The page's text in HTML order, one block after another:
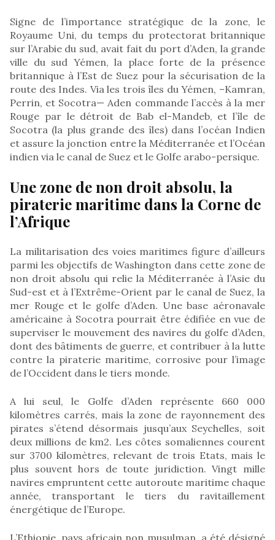
Signe de l’importance stratégique de la zone, le
Royaume Uni, du temps du protectorat britannique
sur l’Arabie du sud, avait fait du port d’Aden, la grande
ville du sud Yémen, la place forte de la présence
britannique à l’Est de Suez pour la sécurisation de la
route des Indes. Via les trois îles du Yémen, –Kamran,
Perrin, et Socotra— Aden commande l’accès à la mer
Rouge par le détroit de Bab el-Mandeb, et l’île de
Socotra (la plus grande des îles) dans l’océan Indien
et assure la jonction entre la Méditerranée et l’Océan
indien via le canal de Suez et le Golfe arabo-persique.
Une zone de non droit absolu, la
piraterie maritime dans la Corne de
l’Afrique
La militarisation des voies maritimes figure d’ailleurs
parmi les objectifs de Washington dans cette zone de
non droit absolu qui relie la Méditerranée à l’Asie du
Sud-est et à l’Extrême-Orient par le canal de Suez, la
mer Rouge et le golfe d’Aden. Une base aéronavale
américaine à Socotra pourrait être édifiée en vue de
superviser le mouvement des navires du golfe d’Aden,
dont des bâtiments de guerre, et contribuer à la lutte
contre la piraterie maritime, corrosive pour l’image
de l’Occident dans le tiers monde.
A lui seul, le Golfe d’Aden représente 660 000
kilomètres carrés, mais la zone de rayonnement des
pirates s’étend désormais jusqu’aux Seychelles, soit
deux millions de km2. Les côtes somaliennes courent
sur 3700 kilomètres, relevant de trois Etats, mais le
plus souvent hors de toute juridiction. Vingt mille
navires empruntent cette autoroute maritime chaque
année, transportant le tiers du ravitaillement
énergétique de l’Europe.
L’Ethiopie, pays africain non musulman, a été désigné